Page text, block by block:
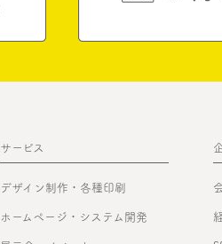
サービス
デザイン制作・各種印刷
ホームページ・システム開発